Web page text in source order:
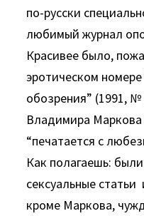
по-русски
любимый журнал
Красивее было,
эротическом
обозрения” (1991, №
Владимира Маркова
“печатается с
Как полагаешь:
сексуальные
кроме Маркова,